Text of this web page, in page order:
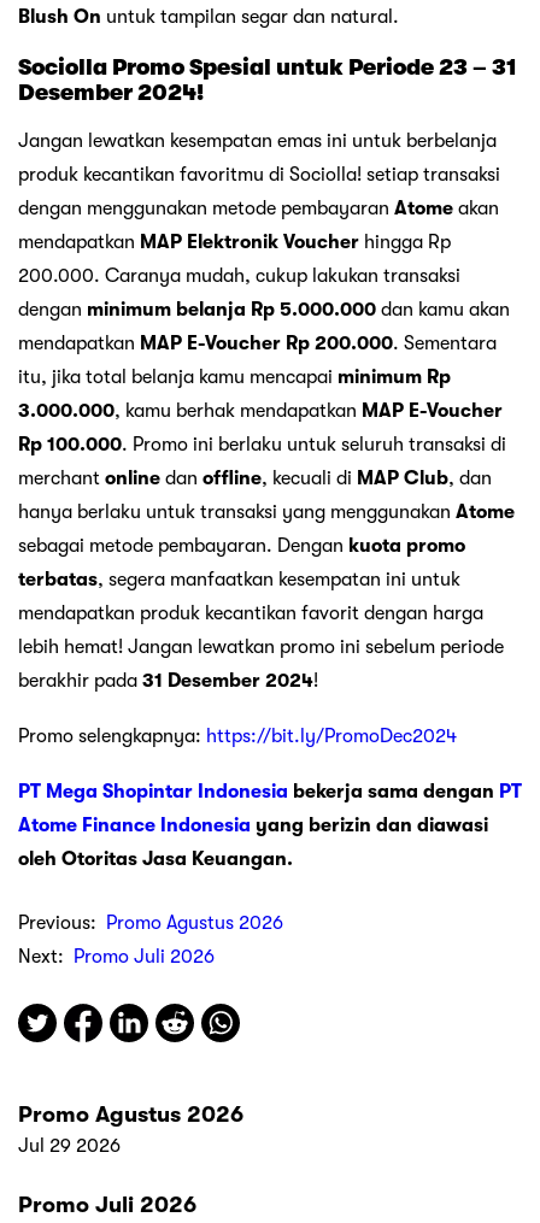
Blush On untuk tampilan segar dan natural.
Sociolla Promo Spesial untuk Periode 23 – 31
Desember 2024!
Jangan lewatkan kesempatan emas ini untuk berbelanja
produk kecantikan favoritmu di Sociolla! setiap transaksi
dengan menggunakan metode pembayaran Atome akan
mendapatkan MAP Elektronik Voucher hingga Rp
200.000. Caranya mudah, cukup lakukan transaksi
dengan minimum belanja Rp 5.000.000 dan kamu akan
mendapatkan MAP E-Voucher Rp 200.000. Sementara
itu, jika total belanja kamu mencapai minimum Rp
3.000.000, kamu berhak mendapatkan MAP E-Voucher
Rp 100.000. Promo ini berlaku untuk seluruh transaksi di
merchant online dan offline, kecuali di MAP Club, dan
hanya berlaku untuk transaksi yang menggunakan Atome
sebagai metode pembayaran. Dengan kuota promo
terbatas, segera manfaatkan kesempatan ini untuk
mendapatkan produk kecantikan favorit dengan harga
lebih hemat! Jangan lewatkan promo ini sebelum periode
berakhir pada 31 Desember 2024!
Promo selengkapnya: https://bit.ly/PromoDec2024
PT Mega Shopintar Indonesia bekerja sama dengan PT
Atome Finance Indonesia yang berizin dan diawasi
oleh Otoritas Jasa Keuangan.
Previous:
Promo Agustus 2026
Next:
Promo Juli 2026
Promo Agustus 2026
Jul 29 2026
Promo Juli 2026